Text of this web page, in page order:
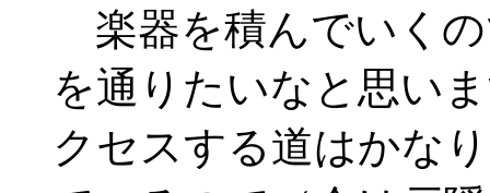
楽器を積んでいく
を通りたいなと思い
クセスする道はかな